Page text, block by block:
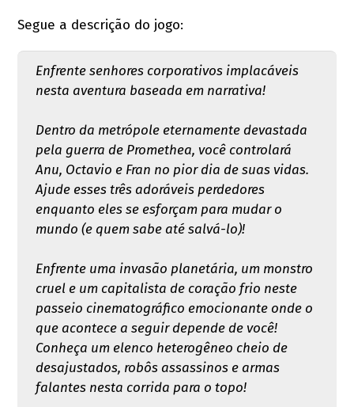
Segue a descrição do jogo:
Enfrente senhores corporativos implacáveis ​​
nesta aventura baseada em narrativa!
Dentro da metrópole eternamente devastada
pela guerra de Promethea, você controlará
Anu, Octavio e Fran no pior dia de suas vidas.
Ajude esses três adoráveis ​​perdedores
enquanto eles se esforçam para mudar o
mundo (e quem sabe até salvá-lo)!
Enfrente uma invasão planetária, um monstro
cruel e um capitalista de coração frio neste
passeio cinematográfico emocionante onde o
que acontece a seguir depende de você!
Conheça um elenco heterogêneo cheio de
desajustados, robôs assassinos e armas
falantes nesta corrida para o topo!